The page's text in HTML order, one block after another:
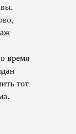
время
тот